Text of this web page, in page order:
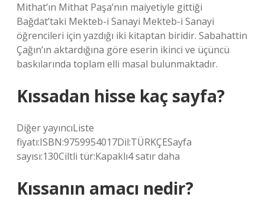
Mithat’ın Mithat Paşa’nın maiyetiyle gittiği
Bağdat’taki Mekteb-i Sanayi Mekteb-i Sanayi
öğrencileri için yazdığı iki kitaptan biridir. Sabahattin
Çağın’ın aktardığına göre eserin ikinci ve üçüncü
baskılarında toplam elli masal bulunmaktadır.
Kıssadan hisse kaç sayfa?
Diğer yayıncıListe
fiyatı:ISBN:9759954017Dil:TÜRKÇESayfa
sayısı:130Ciltli tür:Kapaklı4 satır daha
Kıssanın amacı nedir?